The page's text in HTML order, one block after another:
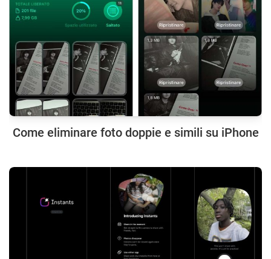
Come eliminare foto doppie e simili su iPhone